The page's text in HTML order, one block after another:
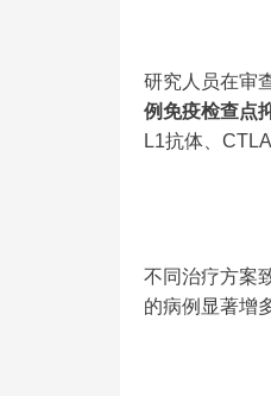
研究人员在审
例免疫检查点
L1抗体、
不同治疗方案
的病例显著增